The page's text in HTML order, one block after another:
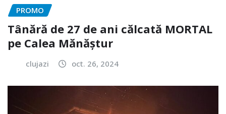
PROMO
Tânără de 27 de ani călcată MORTAL
pe Calea Mănăștur
clujazi oct. 26, 2024